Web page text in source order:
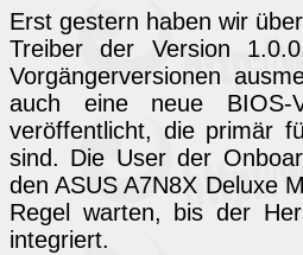
Erst gestern haben wir
Treiber der Version
Vorgängerversionen
auch eine neue BIOS-
veröffentlicht, die primär
sind. Die User der
den ASUS A7N8X Deluxe
Regel warten, bis der
integriert.